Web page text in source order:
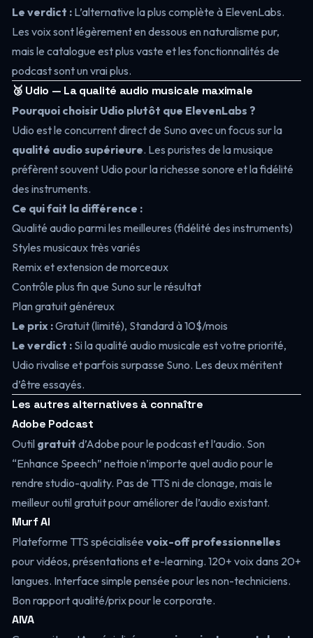
Le verdict :L’alternative la plus complète à ElevenLabs.
Les voix sont légèrement en dessous en naturalisme pur,
mais le catalogue est plus vaste et les fonctionnalités de
podcast sont un vrai plus.
🥉 Udio — La qualité audio musicale maximale
Pourquoi choisir Udio plutôt que ElevenLabs ?
Udio est le concurrent direct de Suno avec un focus sur la
qualité audio supérieure. Les puristes de la musique
préfèrent souvent Udio pour la richesse sonore et la fidélité
des instruments.
Ce qui fait la différence :
Qualité audio parmi les meilleures (fidélité des instruments)
Styles musicaux très variés
Remix et extension de morceaux
Contrôle plus fin que Suno sur le résultat
Plan gratuit généreux
Le prix :Gratuit (limité), Standard à 10$/mois
Le verdict :Si la qualité audio musicale est votre priorité,
Udio rivalise et parfois surpasse Suno. Les deux méritent
d’être essayés.
Les autres alternatives à connaître
Adobe Podcast
Outil gratuit d’Adobe pour le podcast et l’audio. Son
“Enhance Speech” nettoie n’importe quel audio pour le
rendre studio-quality. Pas de TTS ni de clonage, mais le
meilleur outil gratuit pour améliorer de l’audio existant.
Murf AI
Plateforme TTS spécialisée voix-off professionnelles
pour vidéos, présentations et e-learning. 120+ voix dans 20+
langues. Interface simple pensée pour les non-techniciens.
Bon rapport qualité/prix pour le corporate.
AIVA